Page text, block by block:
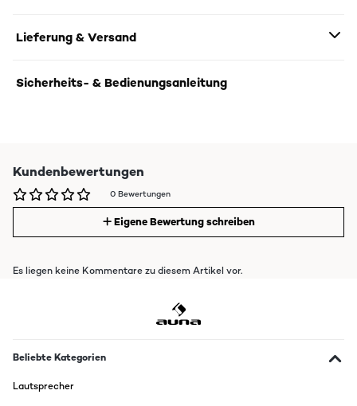
Lieferung & Versand
Sicherheits- & Bedienungsanleitung
Kundenbewertungen
0 Bewertungen
Eigene Bewertung schreiben
Es liegen keine Kommentare zu diesem Artikel vor.
Beliebte Kategorien
Lautsprecher